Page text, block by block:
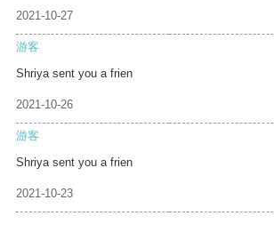
2021-10-27
游客
Shriya sent you a frien
2021-10-26
游客
Shriya sent you a frien
2021-10-23